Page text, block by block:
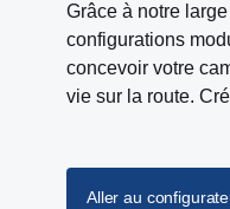
Grâce à notre
configurations
concevoir votre
vie sur la route.
Aller au